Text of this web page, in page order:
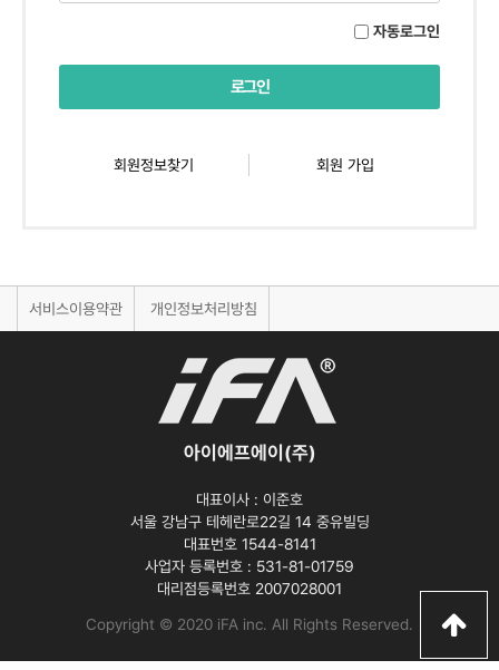
자동로그인
회원정보찾기 회원 가입
서비스이용약관 개인정보처리방침
아이에프에이(주)
대표이사 : 이준호
서울 강남구 테헤란로22길 14 중유빌딩
대표번호 1544-8141
사업자 등록번호 : 531-81-01759
대리점등록번호 2007028001
Copyright © 2020 iFA inc. All Rights Reserved.